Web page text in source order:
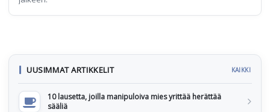
UUSIMMAT ARTIKKELIT KAIKKI
10 lausetta, joilla manipuloiva mies yrittää herättää
sääliä